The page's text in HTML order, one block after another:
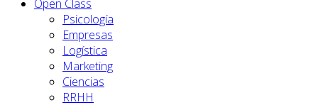
Open Class
Psicología
Empresas
Logística
Marketing
Ciencias
RRHH